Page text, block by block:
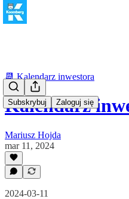
Subskrybuj Zaloguj się
📆 Kalendarz inwestora
Kalendarz
Mariusz Hojda
mar 11, 2024
2024-03-11